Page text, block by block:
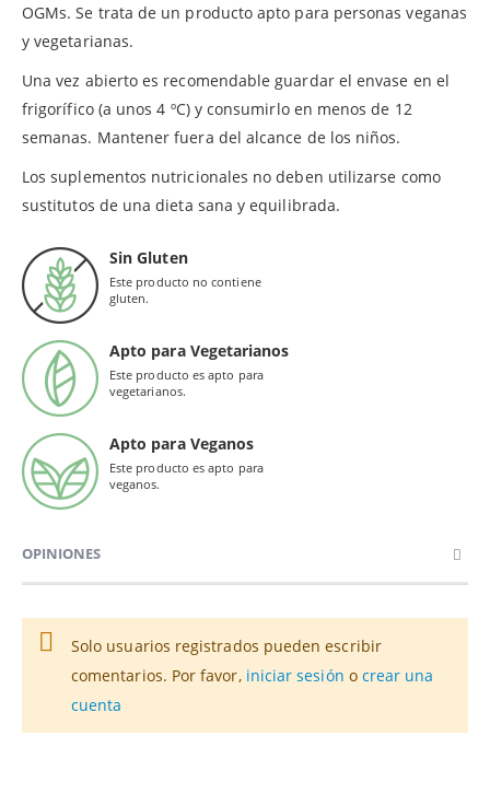
OGMs. Se trata de un producto apto para personas veganas
y vegetarianas.
Una vez abierto es recomendable guardar el envase en el
frigorífico (a unos 4 ºC) y consumirlo en menos de 12
semanas. Mantener fuera del alcance de los niños.
Los suplementos nutricionales no deben utilizarse como
sustitutos de una dieta sana y equilibrada.
Sin Gluten
Este producto no contiene
gluten.
Apto para Vegetarianos
Este producto es apto para
vegetarianos.
Apto para Veganos
Este producto es apto para
veganos.
OPINIONES
Solo usuarios registrados pueden escribir
comentarios. Por favor, iniciar sesión o crear una
cuenta